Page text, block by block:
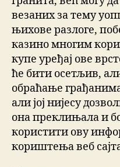
везаних за тему
њихове разлоге,
казино многим
купе уређај ове
ће бити осетљив,
обраћање
али јој нијесу
она преклињала и
користити ову
кориштења веб